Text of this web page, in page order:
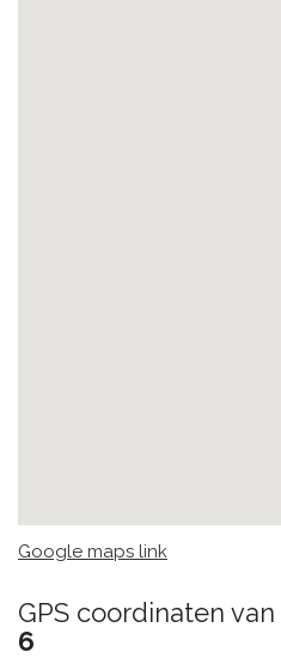
Google maps link
GPS coordinaten van
6